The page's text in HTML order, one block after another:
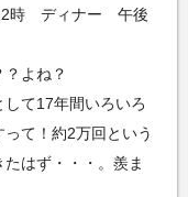
2時 ディナー 午後
よね？
て17年間いろいろ
て！約2万回という
はず・・・。羨ま